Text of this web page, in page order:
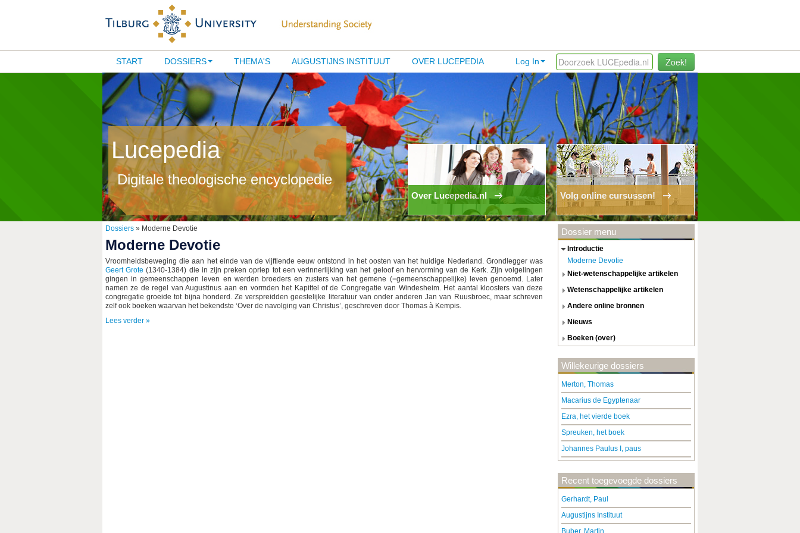
Zoek!
Log In
START DOSSIERS THEMA'S AUGUSTIJNS INSTITUUT OVER LUCEPEDIA
Lucepedia
Digitale theologische encyclopedie
Volg online cursussen!
Over Lucepedia.nl
Dossiers » Moderne Devotie
Moderne Devotie
Vroomheidsbeweging die aan het einde van de vijftiende eeuw ontstond in het oosten van het huidige Nederland. Grondlegger was
Geert Grote (1340-1384) die in zijn preken opriep tot een verinnerlijking van het geloof en hervorming van de Kerk. Zijn volgelingen
gingen in gemeenschappen leven en werden broeders en zusters van het gemene (=gemeenschappelijke) leven genoemd. Later
namen ze de regel van Augustinus aan en vormden het Kapittel of de Congregatie van Windesheim. Het aantal kloosters van deze
congregatie groeide tot bijna honderd. Ze verspreidden geestelijke literatuur van onder anderen Jan van Ruusbroec, maar schreven
zelf ook boeken waarvan het bekendste ‘Over de navolging van Christus’, geschreven door Thomas à Kempis.
Lees verder »
Dossier menu
introductie
Moderne Devotie
niet-wetenschappelijke artikelen
wetenschappelijke artikelen
andere online bronnen
nieuws
boeken (over)
Willekeurige dossiers
Merton, Thomas
Macarius de Egyptenaar
Ezra, het vierde boek
Spreuken, het boek
Johannes Paulus I, paus
Recent toegevoegde dossiers
Gerhardt, Paul
Augustijns Instituut
Buber, Martin